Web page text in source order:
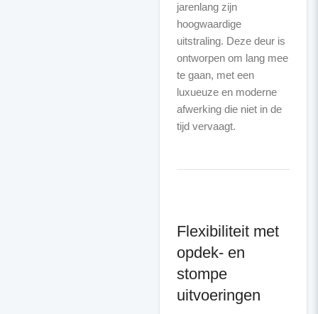
jarenlang zijn
hoogwaardige
uitstraling. Deze deur is
ontworpen om lang mee
te gaan, met een
luxueuze en moderne
afwerking die niet in de
Flexibiliteit met
opdek- en
stompe
uitvoeringen